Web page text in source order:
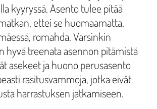
kyyryssä. Asento tulee pitää
ettei se huomaamatta,
romahda. Varsinkin
hyvä treenata asennon pitämistä
asekeet ja huono perusasento
rasitusvammoja, jotka eivät
harrastuksen jatkamiseen.